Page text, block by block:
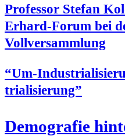
Pro­fes­sor Ste­fan
Erhard-Forum bei
Vollversammlung
“Um-
tria­li­sie­rung”
Demo­gra­fie